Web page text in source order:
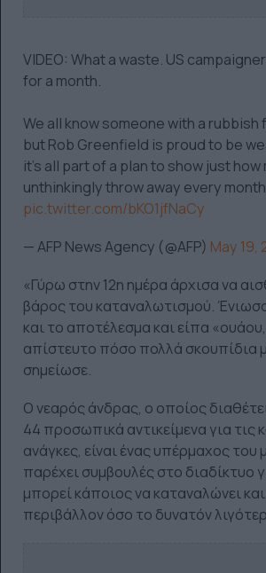
VIDEO: What a waste. US
for a month.
We all know someone with a rubbish
but Rob Greenfield is proud to be
it's all part of a plan to show just how
unthinkingly throw away every month
pic.twitter.com/bKO1jfNaCy
— AFP News Agency (@AFP) May 19,
«Γύρω στην 12η ημέρα άρχισα να
βάρος του καταναλωτισμού.
και το αποτέλεσμα και είπα «ουάου,
απίστευτο πόσο πολλά σκουπίδια
σημείωσε.
Ο νεαρός άνδρας, ο οποίος
44 προσωπικά αντικείμενα για τις
ανάγκες, είναι ένας υπέρμαχος του
παρέχει συμβουλές στο διαδίκτυο
μπορεί κάποιος να καταναλώνει
περιβάλλον όσο το δυνατόν